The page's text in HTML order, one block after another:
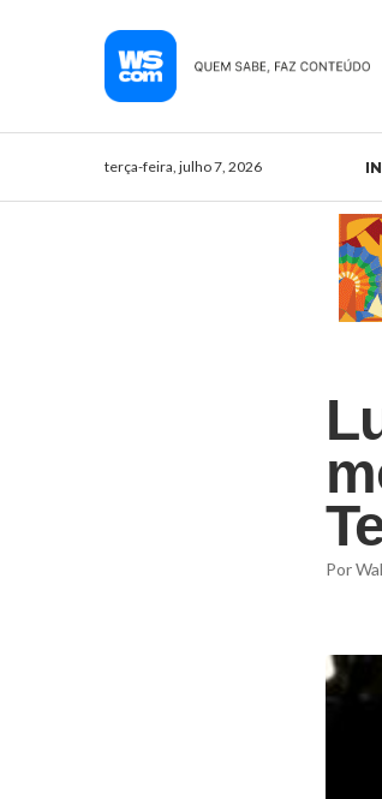
terça-feira, julho 7, 2026
Por